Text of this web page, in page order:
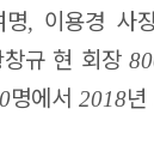
명, 이용경 사
창규 현 회장
명에서2018년